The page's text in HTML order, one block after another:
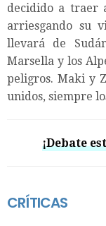
decidido a traer
arriesgando su
llevará de
Marsella y los
peligros. Maki y
unidos, siempre
¡Debate
CRÍTICAS